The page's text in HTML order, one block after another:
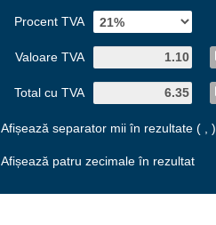
Procent TVA
Valoare TVA
Total cu TVA
Afișează separator mii în rezultate ( , )
Afișează patru zecimale în rezultat